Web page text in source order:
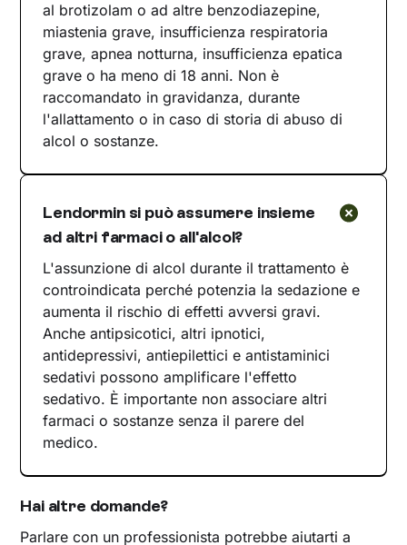
al brotizolam o ad altre benzodiazepine,
miastenia grave, insufficienza respiratoria
grave, apnea notturna, insufficienza epatica
grave o ha meno di 18 anni. Non è
raccomandato in gravidanza, durante
l'allattamento o in caso di storia di abuso di
alcol o sostanze.
Lendormin si può assumere insieme
ad altri farmaci o all'alcol?
L'assunzione di alcol durante il trattamento è
controindicata perché potenzia la sedazione e
aumenta il rischio di effetti avversi gravi.
Anche antipsicotici, altri ipnotici,
antidepressivi, antiepilettici e antistaminici
sedativi possono amplificare l'effetto
sedativo. È importante non associare altri
farmaci o sostanze senza il parere del
medico.
Hai altre domande?
Parlare con un professionista potrebbe aiutarti a